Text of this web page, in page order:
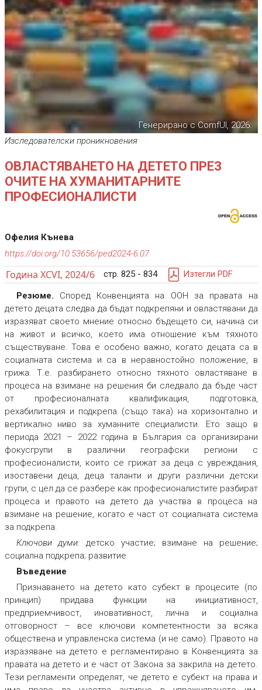
Генерирано с ComfUI, 2026.
Изследователски проникновения
ОВЛАСТЯВАНЕТО НА ДЕТЕТО ПРЕЗ
ОЧИТЕ НА ХУМАНИТАРНИТЕ
ПРОФЕСИОНАЛИСТИ
Офелия Кънева
https://doi.org/10.53656/ped2024-6.07
Година XCVI, 2024/6 стр. 825 - 834 Изтегли PDF
Резюме. Според Конвенцията на ООН за правата на
детето децата следва да бъдат подкрепяни и овластявани да
изразяват своето мнение относно бъдещето си, начина си
на живот и всичко, което има отношение към тяхното
съществуване. Това е особено важно, когато децата са в
социалната система и са в неравностойно положение, в
грижа. Т.е. разбирането относно тяхното овластяване в
процеса на взимане на решения би следвало да бъде част
от професионалната квалификация, подготовка,
рехабилитация и подкрепа (също така) на хоризонтално и
вертикално ниво за хуманните специалисти. Ето защо в
периода 2021 – 2022 година в България са организирани
фокусгрупи в различни географски региони с
професионалисти, които се грижат за деца с увреждания,
изоставени деца, деца таланти и други различни детски
групи, с цел да се разбере как професионалистите разбират
процеса и правото на детето да участва в процеса на
взимане на решение, когато е част от социалната система
за подкрепа.
Ключови думи:детско участие; взимане на решение;
социална подкрепа; развитие
Въведение
Признаването на детето като субект в процесите (по
принцип) придава функции на инициативност,
предприемчивост, иновативност, лична и социална
отговорност – все ключови компетентности за всяка
обществена и управленска система (и не само). Правото на
изразяване на детето е регламентирано в Конвенцията за
правата на детето и е част от Закона за закрила на детето.
Тези регламенти определят, че детето е субект на права и